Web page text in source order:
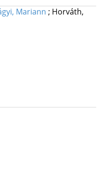
Mariann ; Horváth,